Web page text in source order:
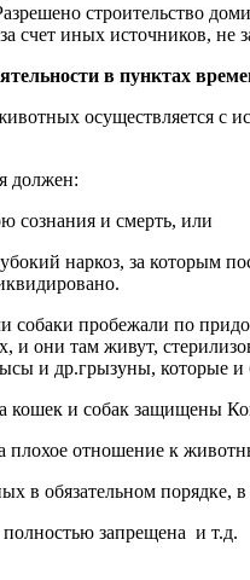
строительство
счет иных источников, не
в пунктах
осуществляется с
должен:
сознания и смерть, или
наркоз, за которым
пробежали по
они там живут,
и др.грызуны, которые и
кошек и собак защищены
плохое отношение к
в обязательном порядке,
запрещена и т.д.